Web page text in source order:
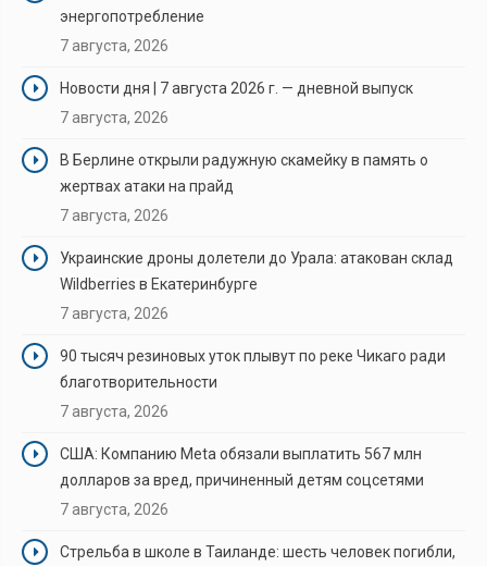
энергопотребление
7 августа, 2026
Новости дня | 7 августа 2026 г. — дневной выпуск
7 августа, 2026
В Берлине открыли радужную скамейку в память о
жертвах атаки на прайд
7 августа, 2026
Украинские дроны долетели до Урала: атакован склад
Wildberries в Екатеринбурге
7 августа, 2026
90 тысяч резиновых уток плывут по реке Чикаго ради
благотворительности
7 августа, 2026
США: Компанию Meta обязали выплатить 567 млн
долларов за вред, причиненный детям соцсетями
7 августа, 2026
Стрельба в школе в Таиланде: шесть человек погибли,